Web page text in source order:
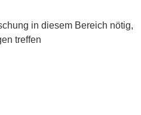
in diesem Bereich nötig,
treffen